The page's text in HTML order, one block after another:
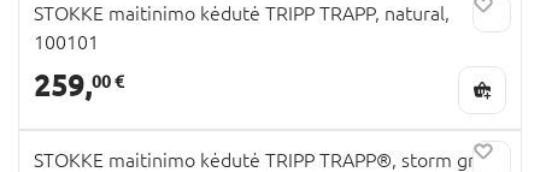
STOKKE maitinimo kėdutė TRIPP TRAPP, natural,
100101
259,00 €
STOKKE maitinimo kėdutė TRIPP TRAPP®, storm grey,